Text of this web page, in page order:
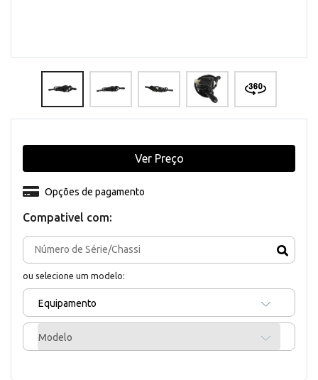
Compativel com:
ou selecione um modelo:
Equipamento
Modelo
Opções de pagamento
Ver Preço